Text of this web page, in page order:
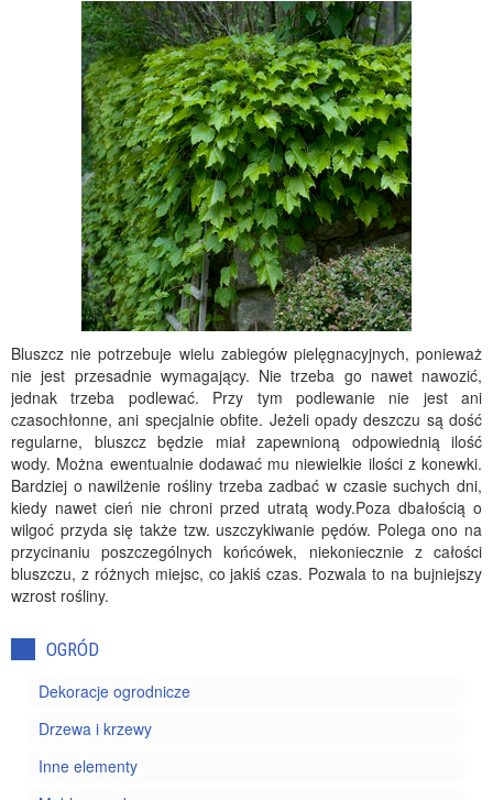
Bluszcz nie potrzebuje wielu zabiegów pielęgnacyjnych, ponieważ
nie jest przesadnie wymagający. Nie trzeba go nawet nawozić,
jednak trzeba podlewać. Przy tym podlewanie nie jest ani
czasochłonne, ani specjalnie obfite. Jeżeli opady deszczu są dość
regularne, bluszcz będzie miał zapewnioną odpowiednią ilość
wody. Można ewentualnie dodawać mu niewielkie ilości z konewki.
Bardziej o nawilżenie rośliny trzeba zadbać w czasie suchych dni,
kiedy nawet cień nie chroni przed utratą wody.Poza dbałością o
wilgoć przyda się także tzw. uszczykiwanie pędów. Polega ono na
przycinaniu poszczególnych końcówek, niekoniecznie z całości
bluszczu, z różnych miejsc, co jakiś czas. Pozwala to na bujniejszy
wzrost rośliny.
OGRÓD
Dekoracje ogrodnicze
Drzewa i krzewy
Inne elementy